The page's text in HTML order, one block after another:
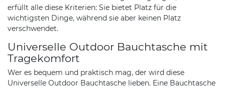
erfüllt alle diese Kriterien: Sie bietet Platz für die
wichtigsten Dinge, während sie aber keinen Platz
verschwendet.
Universelle Outdoor Bauchtasche mit
Tragekomfort
Wer es bequem und praktisch mag, der wird diese
Universelle Outdoor Bauchtasche lieben. Eine Bauchtasche